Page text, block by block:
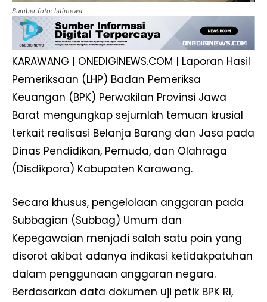
Sumber foto: Istimewa
KARAWANG | ONEDIGINEWS.COM | Laporan Hasil
Pemeriksaan (LHP) Badan Pemeriksa
Keuangan (BPK) Perwakilan Provinsi Jawa
Barat mengungkap sejumlah temuan krusial
terkait realisasi Belanja Barang dan Jasa pada
Dinas Pendidikan, Pemuda, dan Olahraga
(Disdikpora) Kabupaten Karawang.
Secara khusus, pengelolaan anggaran pada
Subbagian (Subbag) Umum dan
Kepegawaian menjadi salah satu poin yang
disorot akibat adanya indikasi ketidakpatuhan
dalam penggunaan anggaran negara.
Berdasarkan data dokumen uji petik BPK RI,